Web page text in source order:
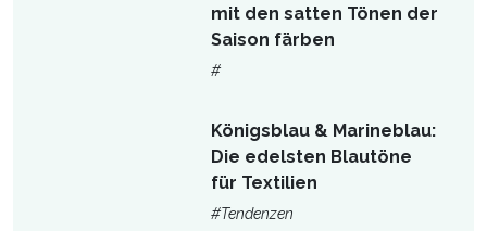
mit den satten Tönen der
Saison färben
#
Königsblau & Marineblau:
Die edelsten Blautöne
für Textilien
#Tendenzen